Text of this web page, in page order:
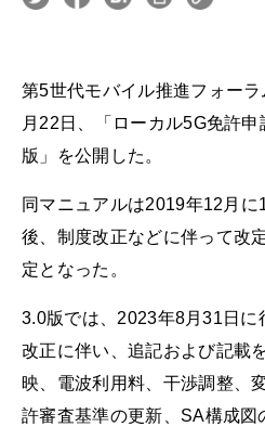
第5世代モバイル推進フォー
月22日、「ローカル5G免許
版」を公開した。
同マニュアルは2019年12月
後、制度改正などに伴って改
定となった。
3.0版では、2023年8月31日に
改正に伴い、追記および記載
映、電波利用料、干渉調整、
許審査基準の更新、SA構成図